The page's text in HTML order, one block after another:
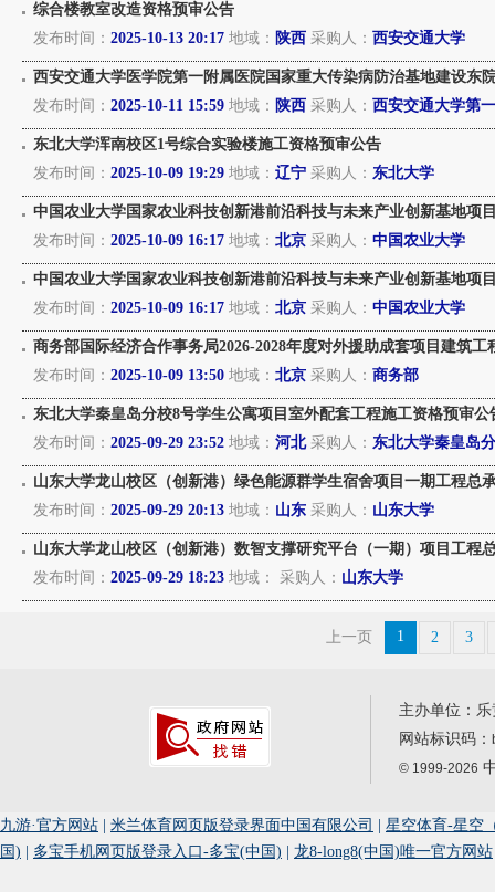
综合楼教室改造资格预审公告
发布时间： 2025-10-13 20:17 地域： 陕西 采购人： 西安交通大学
西安交通大学医学院第一附属医院国家重大传染病防治基地建设东
发布时间： 2025-10-11 15:59 地域： 陕西 采购人： 西安交通大学第
东北大学浑南校区1号综合实验楼施工资格预审公告
发布时间： 2025-10-09 19:29 地域： 辽宁 采购人： 东北大学
中国农业大学国家农业科技创新港前沿科技与未来产业创新基地项
发布时间： 2025-10-09 16:17 地域： 北京 采购人： 中国农业大学
中国农业大学国家农业科技创新港前沿科技与未来产业创新基地项
发布时间： 2025-10-09 16:17 地域： 北京 采购人： 中国农业大学
商务部国际经济合作事务局2026-2028年度对外援助成套项目建筑
发布时间： 2025-10-09 13:50 地域： 北京 采购人： 商务部
东北大学秦皇岛分校8号学生公寓项目室外配套工程施工资格预审公
发布时间： 2025-09-29 23:52 地域： 河北采购人： 东北大学秦皇岛
山东大学龙山校区（创新港）绿色能源群学生宿舍项目一期工程总
发布时间： 2025-09-29 20:13 地域： 山东 采购人： 山东大学
山东大学龙山校区（创新港）数智支撑研究平台（一期）项目工程
发布时间： 2025-09-29 18:23 地域： 采购人： 山东大学
上一页 1 2 3
主办单位：乐
网站标识码：
© 1999-2026
九游·官方网站 米兰体育网页版登录界面中国有限公司
星空体育-星空
国)
多宝手机网页版登录入口-多宝(中国) 龙8-long8(中国)唯一官方网站